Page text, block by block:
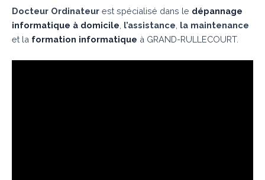
Docteur Ordinateur est spécialisé dans le dépannage
informatique à domicile l’assistance la maintenance
et la formation informatique à GRAND-RULLECOURT.